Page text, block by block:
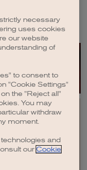
necessary
uses cookies
our website
of
to consent to
"Cookie Settings"
the "Reject all"
You may
withdraw
moment.
and
our Cookie